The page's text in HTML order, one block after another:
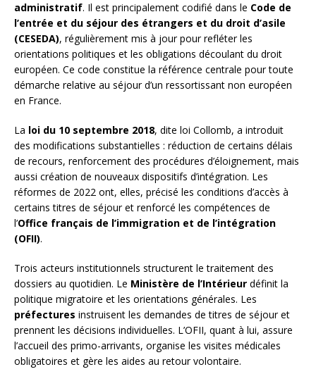
administratif. Il est principalement codifié dans le Code de
l’entrée et du séjour des étrangers et du droit d’asile
(CESEDA), régulièrement mis à jour pour refléter les
orientations politiques et les obligations découlant du droit
européen. Ce code constitue la référence centrale pour toute
démarche relative au séjour d’un ressortissant non européen
en France.
La loi du 10 septembre 2018, dite loi Collomb, a introduit
des modifications substantielles : réduction de certains délais
de recours, renforcement des procédures d’éloignement, mais
aussi création de nouveaux dispositifs d’intégration. Les
réformes de 2022 ont, elles, précisé les conditions d’accès à
certains titres de séjour et renforcé les compétences de
l’Office français de l’immigration et de l’intégration
(OFII).
Trois acteurs institutionnels structurent le traitement des
dossiers au quotidien. Le Ministère de l’Intérieur définit la
politique migratoire et les orientations générales. Les
préfectures instruisent les demandes de titres de séjour et
prennent les décisions individuelles. L’OFII, quant à lui, assure
l’accueil des primo-arrivants, organise les visites médicales
obligatoires et gère les aides au retour volontaire.